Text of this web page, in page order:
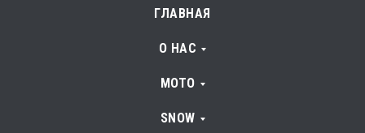
ГЛАВНАЯ
О НАС
МОТО
SNOW